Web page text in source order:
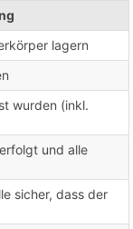
lagern
wurden (inkl.
und alle
sicher, dass der